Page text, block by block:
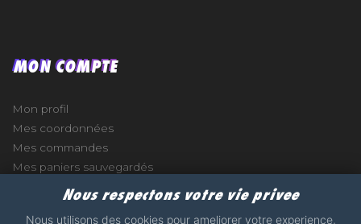
MON COMPTE
Mon profil
Mes coordonnées
Mes commandes
Mes paniers sauvegardés
Nous respectons votre vie privee
Nous utilisons des cookies pour ameliorer votre experience,